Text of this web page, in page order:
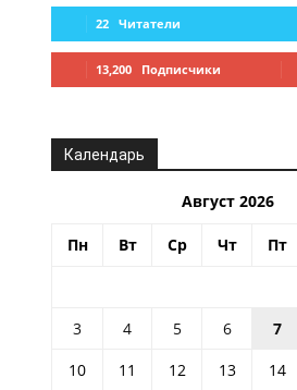
22 Читатели
13,200 Подписчики
Календарь
Август 2026
Пн Вт Ср Чт Пт
3
4 5 6 7
10
11 12 13 14